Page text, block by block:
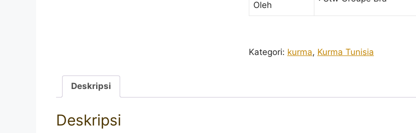
Oleh
Kategori: kurma, Kurma Tunisia
Deskripsi
Deskripsi